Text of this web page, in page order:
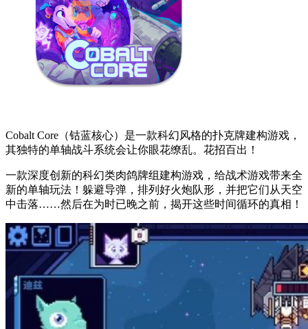
Cobalt Core（钴蓝核心）是一款科幻风格的扑克牌建构游戏，
其独特的单轴战斗系统会让你眼花缭乱。花招百出！
一款深度创新的科幻类肉鸽牌组建构游戏，给战术游戏带来全
新的单轴玩法！躲避导弹，排列好火炮队形，并把它们从天空
中击落……然后在为时已晚之前，揭开这些时间循环的真相！